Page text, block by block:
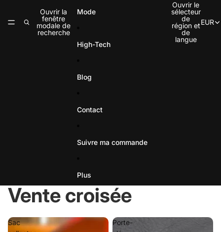
Ouvrir la
fenêtre
modale de
recherche
Mode
High-Tech
Blog
Contact
Suivre ma commande
Plus
Ouvrir le
sélecteur
de
région et
de
langue
EUR
Vente croisée
Sac
Porte-